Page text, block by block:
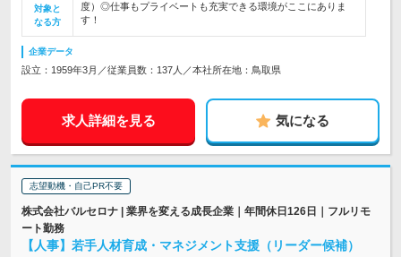
対象と
なる方
度）◎仕事もプライベートも充実できる環境がここにありま
す！
企業データ
設立：1959年3月／従業員数：137人／本社所在地：鳥取県
求人詳細を見る 気になる
志望動機・自己PR不要
株式会社バルセロナ | 業界を変える成長企業｜年間休日126日｜フルリモ
ート勤務
【人事】若手人材育成・マネジメント支援（リーダー候補）